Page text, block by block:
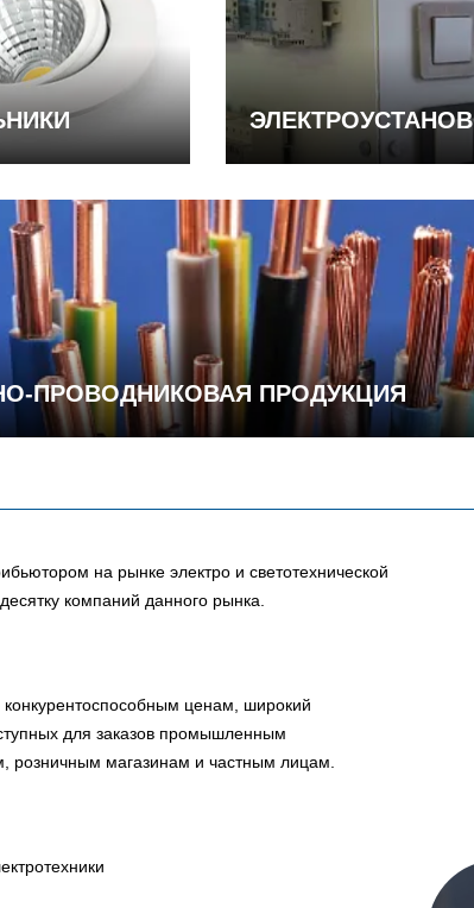
ПРОВОДНИКОВАЯ ПРОДУКЦИЯ
на рынке электро и светотехнической
компаний данного рынка.
ценам, широкий
для заказов промышленным
розничным магазинам и частным лицам.